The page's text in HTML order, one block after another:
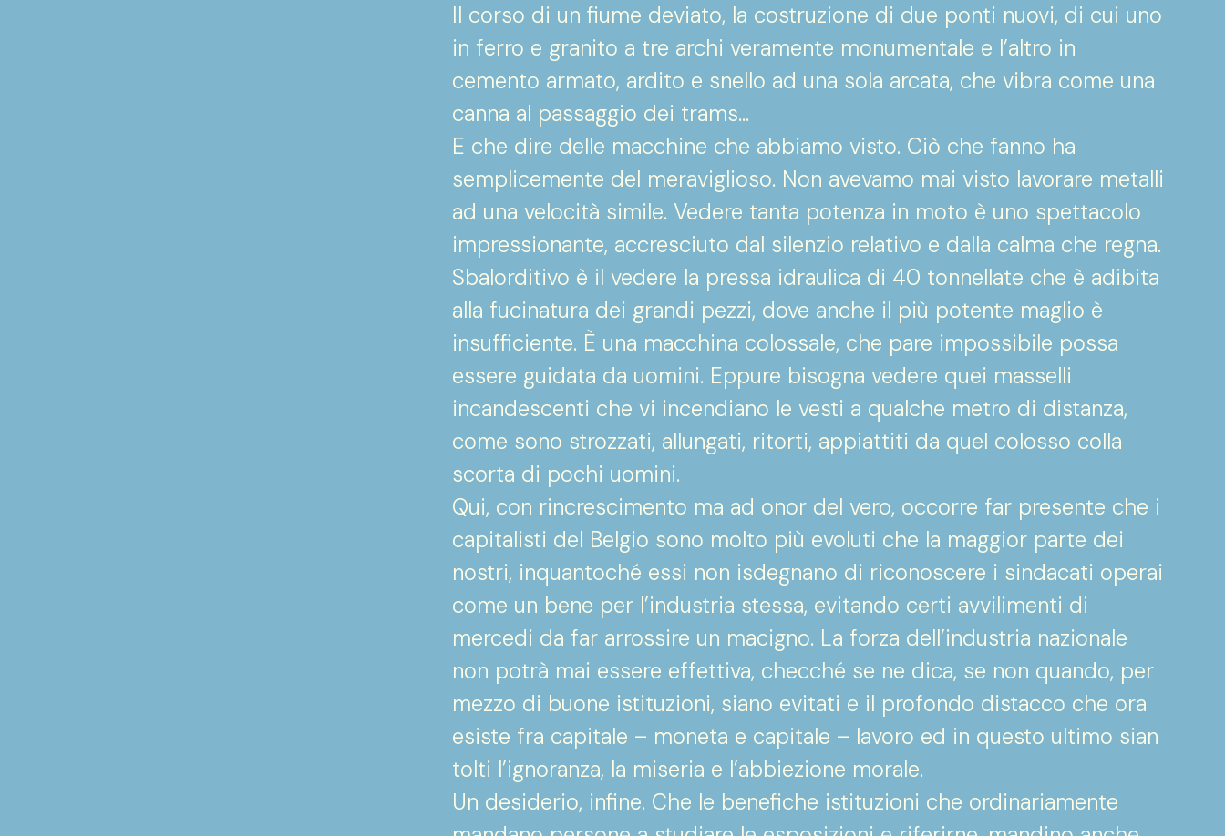
Il corso di un fiume deviato, la costruzione di due ponti nuovi, di cui uno
in ferro e granito a tre archi veramente monumentale e l’altro in
cemento armato, ardito e snello ad una sola arcata, che vibra come una
canna al passaggio dei trams…
E che dire delle macchine che abbiamo visto. Ciò che fanno ha
semplicemente del meraviglioso. Non avevamo mai visto lavorare metalli
ad una velocità simile. Vedere tanta potenza in moto è uno spettacolo
impressionante, accresciuto dal silenzio relativo e dalla calma che regna.
Sbalorditivo è il vedere la pressa idraulica di 40 tonnellate che è adibita
alla fucinatura dei grandi pezzi, dove anche il più potente maglio è
insufficiente. È una macchina colossale, che pare impossibile possa
essere guidata da uomini. Eppure bisogna vedere quei masselli
incandescenti che vi incendiano le vesti a qualche metro di distanza,
come sono strozzati, allungati, ritorti, appiattiti da quel colosso colla
scorta di pochi uomini.
Qui, con rincrescimento ma ad onor del vero, occorre far presente che i
capitalisti del Belgio sono molto più evoluti che la maggior parte dei
nostri, inquantoché essi non isdegnano di riconoscere i sindacati operai
come un bene per l’industria stessa, evitando certi avvilimenti di
mercedi da far arrossire un macigno. La forza dell’industria nazionale
non potrà mai essere effettiva, checché se ne dica, se non quando, per
mezzo di buone istituzioni, siano evitati e il profondo distacco che ora
esiste fra capitale – moneta e capitale – lavoro ed in questo ultimo sian
tolti l’ignoranza, la miseria e l’abbiezione morale.
Un desiderio, infine. Che le benefiche istituzioni che ordinariamente